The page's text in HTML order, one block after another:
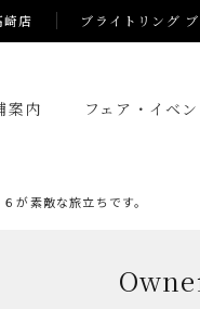
店 ブライトリング
案内 フェア・イベン
が素敵な旅立ちです。